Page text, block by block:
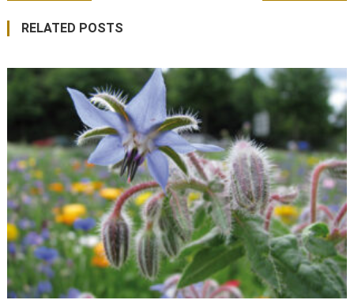
tarp
įrašų
RELATED POSTS